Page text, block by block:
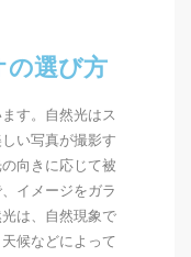
の選び方
す。自然光はス
い写真が撮影す
向きに応じて被
イメージをガラ
は、自然現象で
候などによって